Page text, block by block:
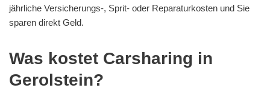
jährliche Versicherungs-, Sprit- oder Reparaturkosten und Sie
sparen direkt Geld.
Was kostet Carsharing in
Gerolstein?